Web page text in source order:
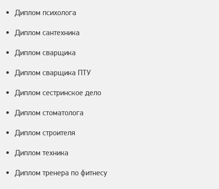
Диплом психолога
Диплом сантехника
Диплом сварщика
Диплом сварщика ПТУ
Диплом сестринское дело
Диплом стоматолога
Диплом строителя
Диплом техника
Диплом тренера по фитнесу